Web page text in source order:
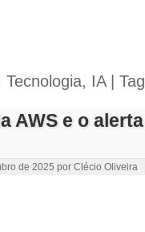
Tecnologia, IA|
AWS e o
de 2025 por Clécio Oliveira